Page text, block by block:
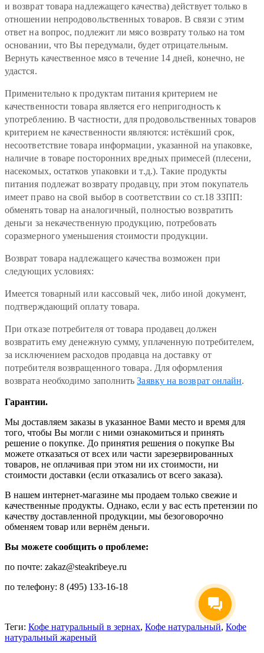
и возврат товара надлежащего качества) действует только в
отношении непродовольственных товаров. В связи с этим
ответ на вопрос, подлежит ли мясо возврату только на том
основании, что Вы передумали, будет отрицательным.
Вернуть качественное мясо в течение 14 дней, конечно, не
удастся.
Применительно к продуктам питания критерием не
качественности товара является его непригодность к
употреблению. В частности, для продовольственных товаров
критерием не качественности являются: истёкший срок,
несоответствие товара информации, указанной на упаковке,
наличие в товаре посторонних вредных примесей (плесени,
насекомых, остатков упаковки и т.д.). Такие продукты
питания подлежат возврату продавцу, при этом покупатель
имеет право на свой выбор в соответствии со ст.18 ЗЗПП:
обменять товар на аналогичный, полностью возвратить
деньги за некачественную продукцию, потребовать
соразмерного уменьшения стоимости продукции.
Возврат товара надлежащего качества возможен при
следующих условиях:
Имеется товарный или кассовый чек, либо иной документ,
подтверждающий оплату товара.
При отказе потребителя от товара продавец должен
возвратить ему денежную сумму, уплаченную потребителем,
за исключением расходов продавца на доставку от
потребителя возвращенного товара. Для оформления
возврата необходимо заполнитьЗаявку на возврат онлайн.
Гарантии.
Мы доставляем заказы в указанное Вами место и время для
того, чтобы Вы могли с ними ознакомиться и принять
решение о покупке. До принятия решения о покупке Вы
можете отказаться от всех или части зарезервированных
товаров, не оплачивая при этом ни их стоимости, ни
стоимости доставки (если отказались от всего заказа).
В нашем интернет-магазине мы продаем только свежие и
качественные продукты. Однако, если у вас есть претензии по
качеству доставленной продукции, мы безоговорочно
обменяем товар или вернём деньги.
Вы можете сообщить о проблеме:
по почте: zakaz@steakribeye.ru
по телефону: 8 (495) 133-16-18
Теги: Кофе натуральный в зернах, Кофе натуральный, Кофе
натуральный жареный